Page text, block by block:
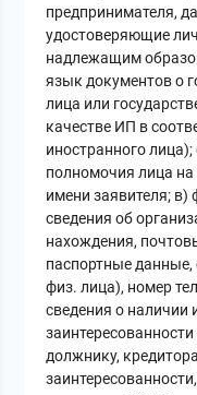
предпринимателя,
удостоверяющие
надлежащим
язык документов о
лица или
качестве ИП в
иностранного
полномочия лица на
имени заявителя;
сведения об
нахождения,
паспортные данные,
физ. лица), номер
сведения о наличии
должнику,